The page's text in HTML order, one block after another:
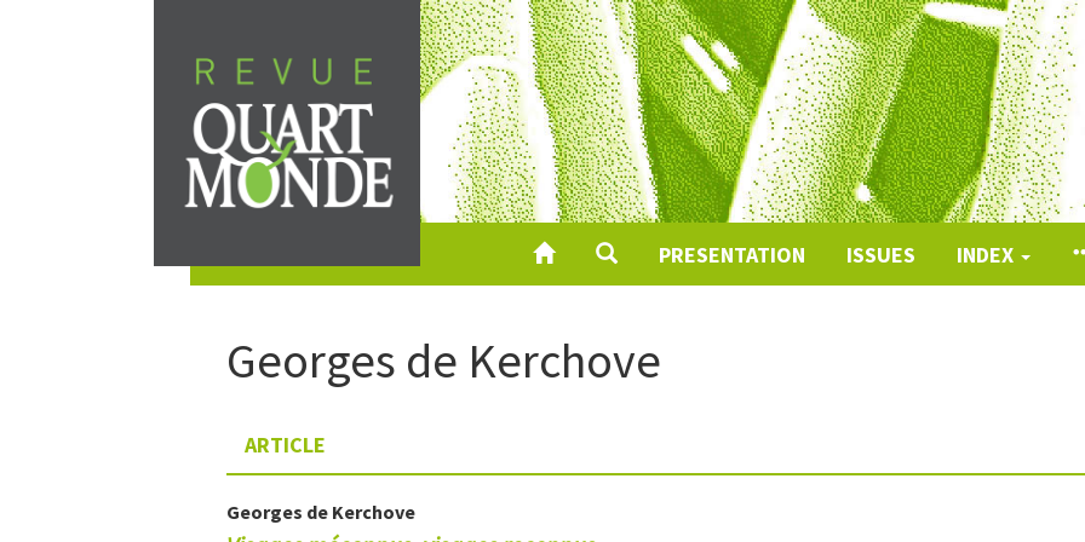
content
PRESENTATION ISSUES INDEX
Georges de Kerchove
ARTICLE
Georges de Kerchove